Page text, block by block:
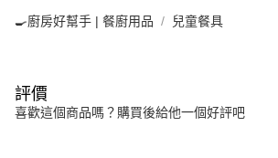
🍳廚房好幫手 | 餐廚用品 兒童餐具
評價
喜歡這個商品嗎？購買後給他一個好評吧